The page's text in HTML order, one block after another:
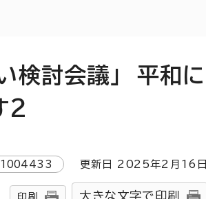
検討会議」 平和に
2
1004433 更新日 2025年2月 16 日
印刷 大きな文字で印刷